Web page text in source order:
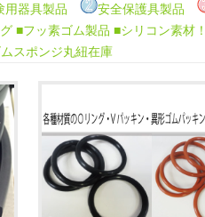
用器具製品 安全保護具製品
■フッ素ゴム製品 ■シリコン素材！
スポンジ丸紐在庫